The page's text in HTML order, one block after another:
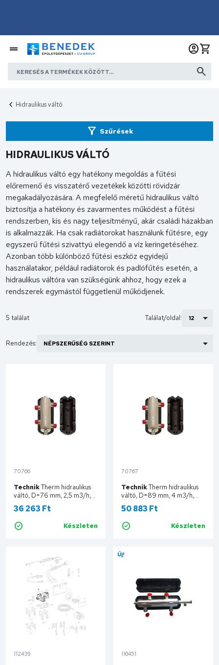
Hidraulikus váltó
HIDRAULIKUS VÁLTÓ
A hidraulikus váltó egy hatékony megoldás a fűtési
előremenő és visszatérő vezetékek közötti rövidzár
megakadályozására. A megfelelő méretű hidraulikus váltó
biztosítja a hatékony és zavarmentes működést a fűtési
rendszerben, kis és nagy teljesítményű, akár családi házakban
is alkalmazzák. Ha csak radiátorokat használunk fűtésre, egy
egyszerű fűtési szivattyú elegendő a víz keringetéséhez.
Azonban több különböző fűtési eszköz egyidejű
használatakor, például radiátorok és padlófűtés esetén, a
hidraulikus váltóra van szükségünk ahhoz, hogy ezek a
rendszerek egymástól függetlenül működjenek.
5 találat Találat/oldal:
Rendezés:
70766
TechnikTherm hidraulikus
váltó, D=76 mm, 2,5 m3/h,
4x1" KM, szigeteléssel
TTHV25M341
36 263 Ft
Készleten
Kosárba
70767
TechnikTherm hidraulikus
váltó, D=89 mm, 4 m3/h,
4x5/4" KM, szigeteléssel
TTHV4M3454
50 883 Ft
Készleten
Kosárba
112439
Új!
116451
Szűrések